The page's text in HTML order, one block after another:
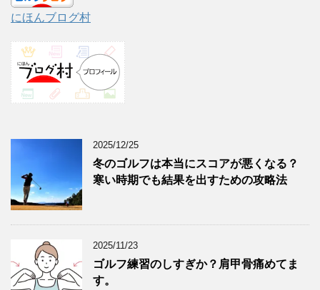
にほんブログ村
2025/12/25
冬のゴルフは本当にスコアが悪くなる？
寒い時期でも結果を出すための攻略法
2025/11/23
ゴルフ練習のしすぎか？肩甲骨痛めてま
す。